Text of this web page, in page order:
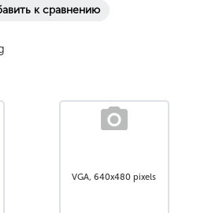
к сравнению
VGA, 640x480 pixels